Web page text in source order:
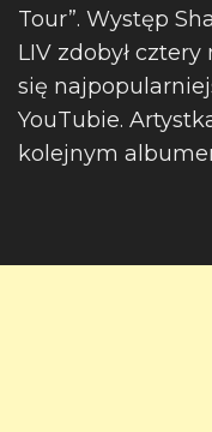
Tour”. Występ
LIV zdobył
się
YouTubie.
kolejnym